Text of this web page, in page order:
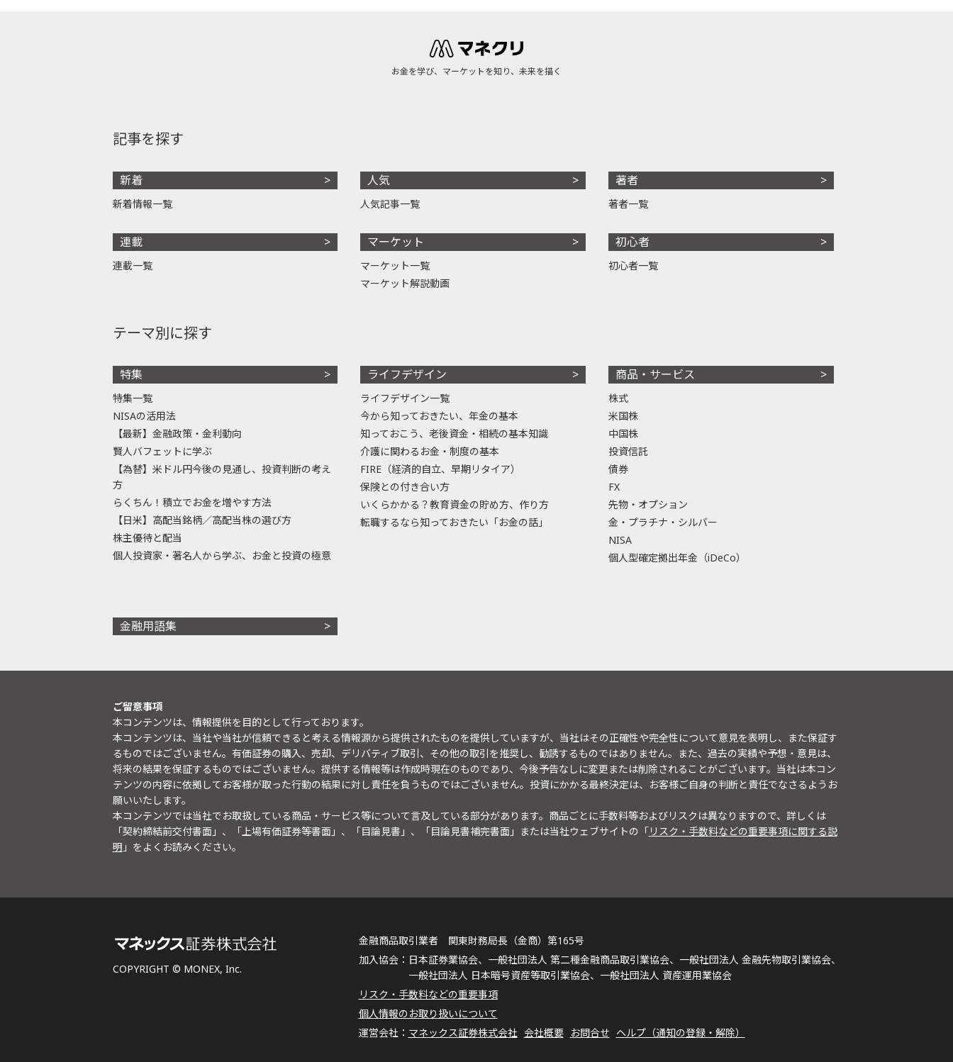
お金を学び、マーケットを知り、未来を描く
記事を探す
新着
新着情報一覧
連載
連載一覧
人気
人気記事一覧
マーケット
マーケット一覧
マーケット解説動画
著者
著者一覧
初心者
初心者一覧
テーマ別に探す
特集
特集一覧
NISAの活用法
【最新】金融政策・金利動向
賢人バフェットに学ぶ
【為替】米ドル円今後の見通し、投資判断の考え
方
らくちん！積立でお金を増やす方法
【日米】高配当銘柄／高配当株の選び方
株主優待と配当
個人投資家・著名人から学ぶ、お金と投資の極意
ライフデザイン
ライフデザイン一覧
今から知っておきたい、年金の基本
知っておこう、老後資金・相続の基本知識
介護に関わるお金・制度の基本
FIRE（経済的自立、早期リタイア）
保険との付き合い方
いくらかかる？教育資金の貯め方、作り方
転職するなら知っておきたい「お金の話」
商品・サービス
株式
米国株
中国株
投資信託
債券
FX
先物・オプション
金・プラチナ・シルバー
NISA
個人型確定拠出年金（iDeCo）
金融用語集
ご留意事項
本コンテンツは、情報提供を目的として行っております。
本コンテンツは、当社や当社が信頼できると考える情報源から提供されたものを提供していますが、当社はその正確性や完全性について意見を表明し、また保証す
るものではございません。有価証券の購入、売却、デリバティブ取引、その他の取引を推奨し、勧誘するものではありません。また、過去の実績や予想・意見は、
将来の結果を保証するものではございません。提供する情報等は作成時現在のものであり、今後予告なしに変更または削除されることがございます。当社は本コン
テンツの内容に依拠してお客様が取った行動の結果に対し責任を負うものではございません。投資にかかる最終決定は、お客様ご自身の判断と責任でなさるようお
願いいたします。
本コンテンツでは当社でお取扱している商品・サービス等について言及している部分があります。商品ごとに手数料等およびリスクは異なりますので、詳しくは
「契約締結前交付書面」、「上場有価証券等書面」、「目論見書」、「目論見書補完書面」または当社ウェブサイトの「リスク・手数料などの重要事項に関する説
明 」をよくお読みください。
COPYRIGHT © MONEX, Inc.
金融商品取引業者 関東財務局長（金商）第165号
日本証券業協会、一般社団法人 第二種金融商品取引業協会、一般社団法人 金融先物取引業協会、
一般社団法人 日本暗号資産等取引業協会、一般社団法人 資産運用業協会
リスク・手数料などの重要事項
個人情報のお取り扱いについて
マネックス証券株式会社 会社概要 お問合せ ヘルプ（通知の登録・解除）